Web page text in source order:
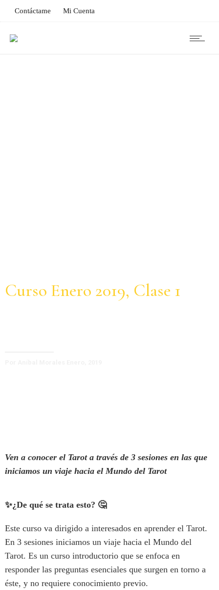
Contáctame Mi Cuenta
Curso Enero 2019, Clase 1
Ven a conocer el Tarot a través de 3 sesiones en las que
iniciamos un viaje hacia el Mundo del Tarot
✨¿De qué se trata esto? 🤔
Este curso va dirigido a interesados en aprender el Tarot.
En 3 sesiones iniciamos un viaje hacia el Mundo del
Tarot. Es un curso introductorio que se enfoca en
responder las preguntas esenciales que surgen en torno a
éste, y no requiere conocimiento previo.